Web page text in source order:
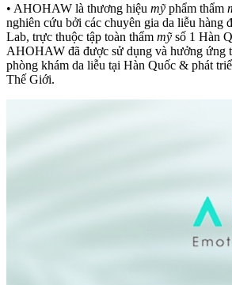
• AHOHAW là thương hiệu mỹphẩm thẩm
nghiên cứu bởi các chuyên gia da liễu hàng
Lab, trực thuộc tập toàn thẩm mỹsố 1 Hàn
AHOHAW đã được sử dụng và hưởng ứng
phòng khám da liễu tại Hàn Quốc & phát
Thế Giới.